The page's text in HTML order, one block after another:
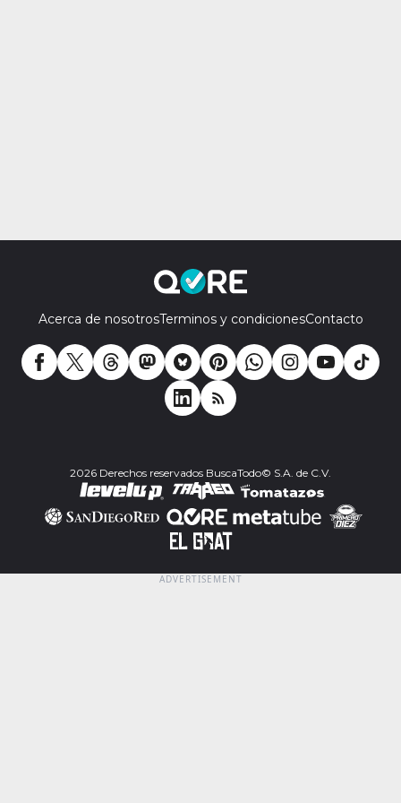
Acerca de nosotrosTerminos y condicionesContacto
2026 Derechos reservados BuscaTodo© S.A. de C.V.